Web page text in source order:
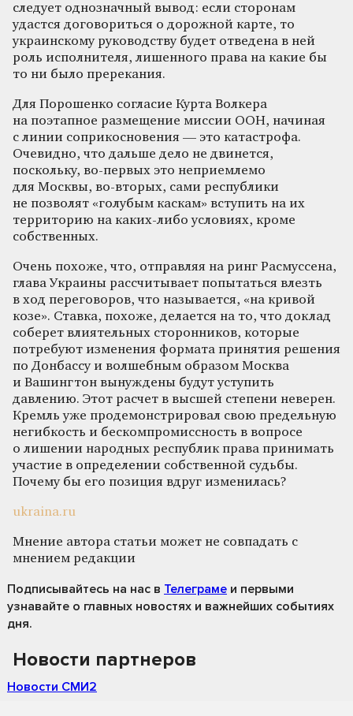
следует однозначный вывод: если сторонам
удастся договориться о дорожной карте, то
украинскому руководству будет отведена в ней
роль исполнителя, лишенного права на какие бы
то ни было пререкания.
Для Порошенко согласие Курта Волкера
на поэтапное размещение миссии ООН, начиная
с линии соприкосновения — это катастрофа.
Очевидно, что дальше дело не двинется,
поскольку, во-первых это неприемлемо
для Москвы, во-вторых, сами республики
не позволят «голубым каскам» вступить на их
территорию на каких-либо условиях, кроме
собственных.
Очень похоже, что, отправляя на ринг Расмуссена,
глава Украины рассчитывает попытаться влезть
в ход переговоров, что называется, «на кривой
козе». Ставка, похоже, делается на то, что доклад
соберет влиятельных сторонников, которые
потребуют изменения формата принятия решения
по Донбассу и волшебным образом Москва
и Вашингтон вынуждены будут уступить
давлению. Этот расчет в высшей степени неверен.
Кремль уже продемонстрировал свою предельную
негибкость и бескомпромиссность в вопросе
о лишении народных республик права принимать
участие в определении собственной судьбы.
Почему бы его позиция вдруг изменилась?
ukraina.ru
Мнение автора статьи может не совпадать с
мнением редакции
Подписывайтесь на нас в Телеграме и первыми
узнавайте о главных новостях и важнейших событиях
дня.
Новости партнеров
Новости СМИ2